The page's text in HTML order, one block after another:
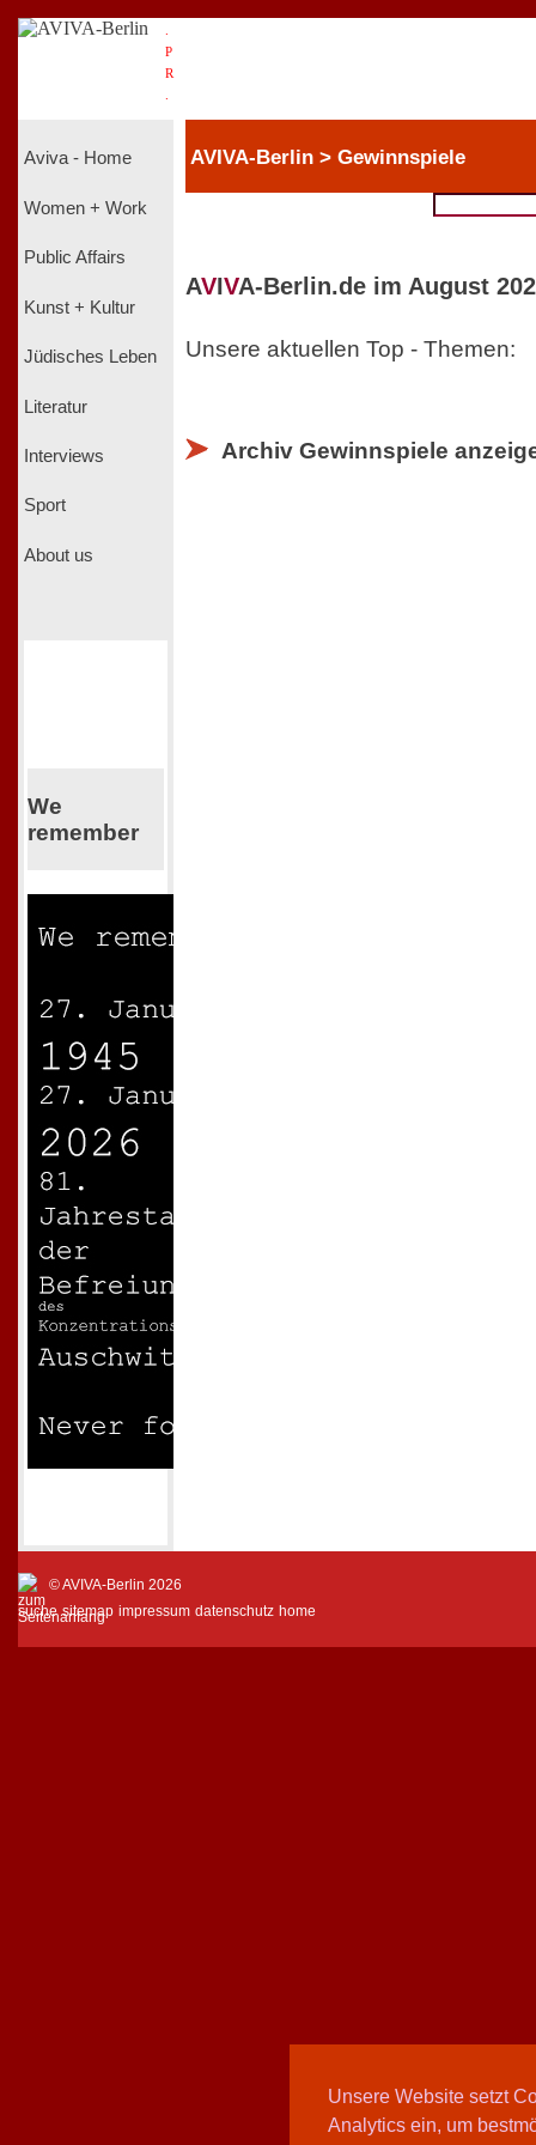
Unsere Website setzt
Analytics ein, um
P
R
Aviva - Home
Women + Work
Public Affairs
Kunst + Kultur
Jüdisches Leben
Literatur
Interviews
Sport
About us
We
remember
AVIVA-Berlin > Gewinnspiele
AVIVA-Berlin.de im August
Unsere aktuellen Top - Themen:
Archiv Gewinnspiele
© AVIVA-Berlin 2026
suche sitemap impressum datenschutz home